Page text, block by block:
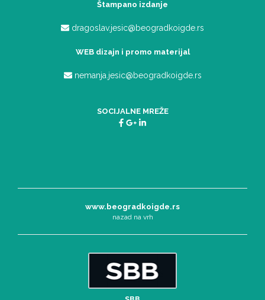
Štampano izdanje
dragoslav.jesic@beogradkoigde.rs
WEB dizajn i promo materijal
nemanja.jesic@beogradkoigde.rs
SOCIJALNE MREŽE
www.beogradkoigde.rs
nazad na vrh